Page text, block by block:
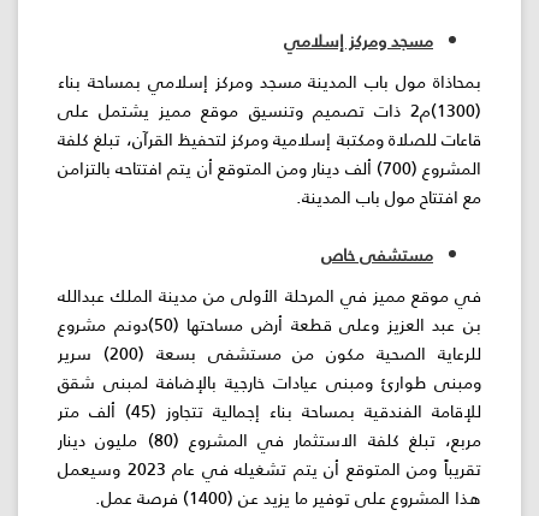
مسجد ومركز إسلامي
بمحاذاة مول باب المدينة مسجد ومركز إسلامي بمساحة بناء
(1300)م2 ذات تصميم وتنسيق موقع مميز يشتمل على
قاعات للصلاة ومكتبة إسلامية ومركز لتحفيظ القرآن، تبلغ كلفة
المشروع (700) ألف دينار ومن المتوقع أن يتم افتتاحه بالتزامن
مع افتتاح مول باب المدينة.
مستشفى خاص
في موقع مميز في المرحلة الأولى من مدينة الملك عبدالله
بن عبد العزيز وعلى قطعة أرض مساحتها (50)دونم مشروع
للرعاية الصحية مكون من مستشفى بسعة (200) سرير
ومبنى طوارئ ومبنى عيادات خارجية بالإضافة لمبنى شقق
للإقامة الفندقية بمساحة بناء إجمالية تتجاوز (45) ألف متر
مربع، تبلغ كلفة الاستثمار في المشروع (80) مليون دينار
تقريباً ومن المتوقع أن يتم تشغيله في عام 2023 وسيعمل
هذا المشروع على توفير ما يزيد عن (1400) فرصة عمل.